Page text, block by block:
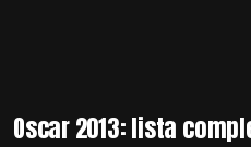
Oscar 2013: lista